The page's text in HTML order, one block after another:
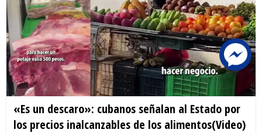
«Es un descaro»: cubanos señalan al Estado por
los precios inalcanzables de los alimentos(Video)